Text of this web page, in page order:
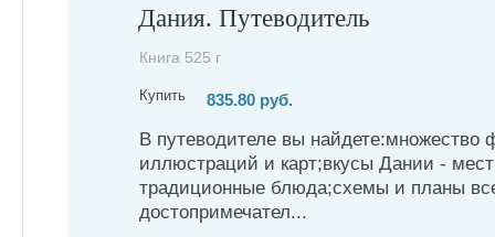
Дания. Путеводитель
Книга 525 г
Купить 835.80 руб.
В путеводителе вы найдете:множество
иллюстраций и карт;вкусы Дании -
традиционные блюда;схемы и планы
достопримечател...